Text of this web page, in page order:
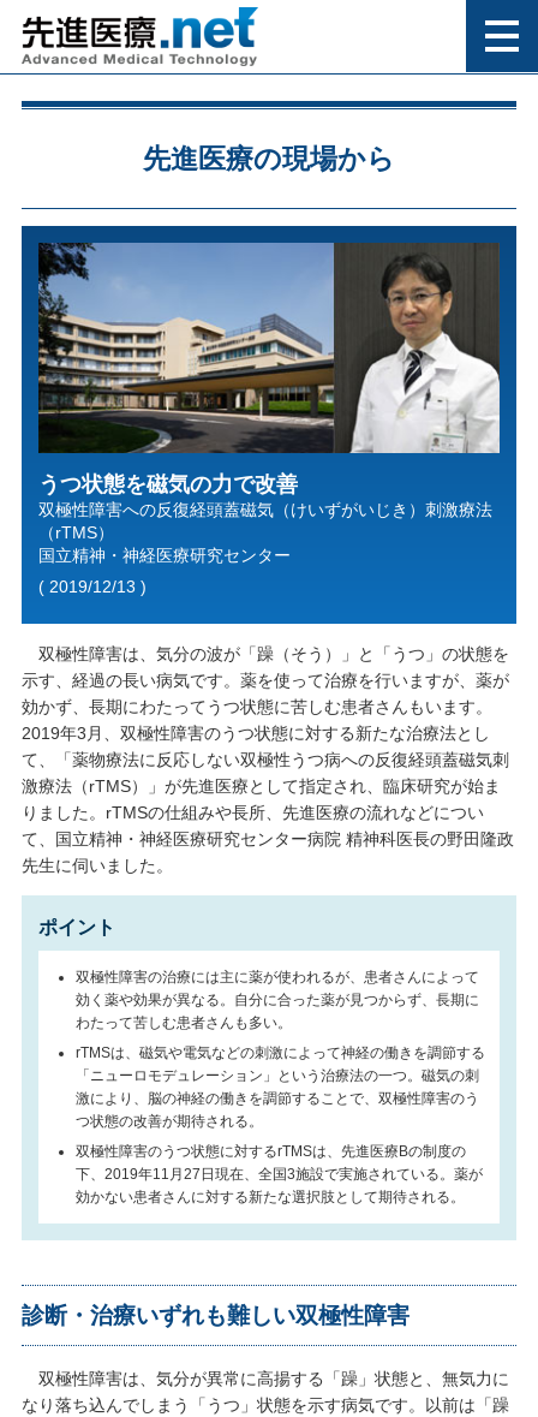
先進医療の現場から
うつ状態を磁気の力で改善
双極性障害への反復経頭蓋磁気（けいずがいじき）刺激療法
（rTMS）
国立精神・神経医療研究センター
( 2019/12/13 )
双極性障害は、気分の波が「躁（そう）」と「うつ」の状態を
示す、経過の長い病気です。薬を使って治療を行いますが、薬が
効かず、長期にわたってうつ状態に苦しむ患者さんもいます。
2019年3月、双極性障害のうつ状態に対する新たな治療法とし
て、「薬物療法に反応しない双極性うつ病への反復経頭蓋磁気刺
激療法（rTMS）」が先進医療として指定され、臨床研究が始ま
りました。rTMSの仕組みや長所、先進医療の流れなどについ
て、国立精神・神経医療研究センター病院 精神科医長の野田隆政
先生に伺いました。
ポイント
双極性障害の治療には主に薬が使われるが、患者さんによって
効く薬や効果が異なる。自分に合った薬が見つからず、長期に
わたって苦しむ患者さんも多い。
rTMSは、磁気や電気などの刺激によって神経の働きを調節する
「ニューロモデュレーション」という治療法の一つ。磁気の刺
激により、脳の神経の働きを調節することで、双極性障害のう
つ状態の改善が期待される。
双極性障害のうつ状態に対するrTMSは、先進医療Bの制度の
下、2019年11月27日現在、全国3施設で実施されている。薬が
効かない患者さんに対する新たな選択肢として期待される。
診断・治療いずれも難しい双極性障害
双極性障害は、気分が異常に高揚する「躁」状態と、無気力に
なり落ち込んでしまう「うつ」状態を示す病気です。以前は「躁